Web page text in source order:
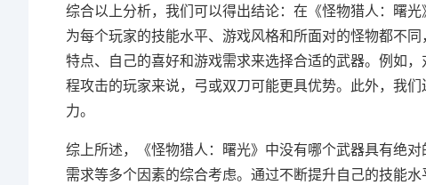
综合以上分析，我们可以得出结论：在《怪物猎人：曙
为每个玩家的技能水平、游戏风格和所面对的怪物都不
特点、自己的喜好和游戏需求来选择合适的武器。例如
程攻击的玩家来说，弓或双刀可能更具优势。此外，我
力。
综上所述，《怪物猎人：曙光》中没有哪个武器具有绝
需求等多个因素的综合考虑。通过不断提升自己的技能